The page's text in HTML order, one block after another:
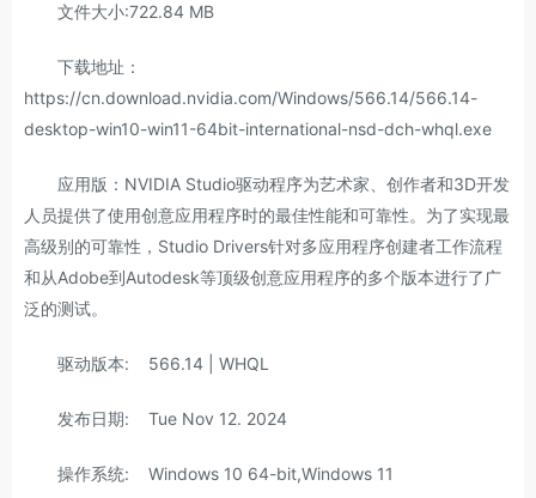
文件大小:722.84 MB
下载地址：
https://cn.download.nvidia.com/Windows/566.14/566.14-
desktop-win10-win11-64bit-international-nsd-dch-whql.exe
应用版：NVIDIA Studio驱动程序为艺术家、创作者和3D开发
人员提供了使用创意应用程序时的最佳性能和可靠性。为了实现最
高级别的可靠性，Studio Drivers针对多应用程序创建者工作流程
和从Adobe到Autodesk等顶级创意应用程序的多个版本进行了广
泛的测试。
驱动版本: 566.14 | WHQL
发布日期: Tue Nov 12. 2024
操作系统: Windows 10 64-bit,Windows 11